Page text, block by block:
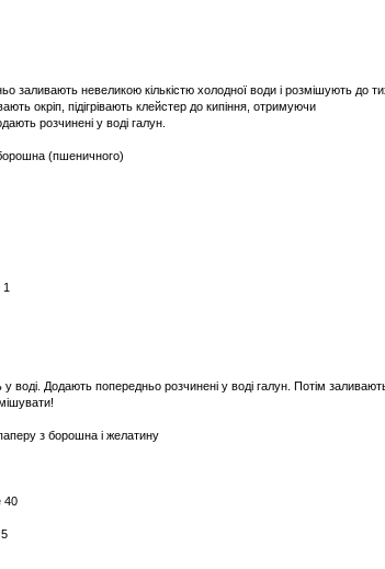
заливають невеликою кількістю холодної води і розмішують до
окріп, підігрівають клейстер до кипіння, отримуючи
розчинені у воді галун.
(пшеничного)
воді. Додають попередньо розчинені у воді галун. Потім
з борошна і желатину
40